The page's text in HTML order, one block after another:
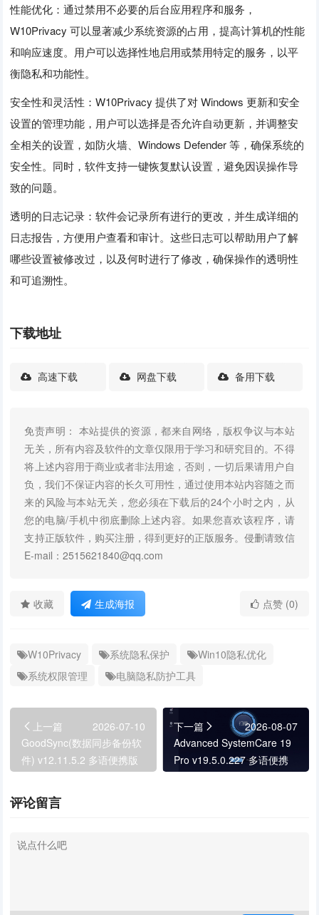
性能优化：通过禁用不必要的后台应用程序和服务，
W10Privacy 可以显著减少系统资源的占用，提高计算机的性能
和响应速度。用户可以选择性地启用或禁用特定的服务，以平
衡隐私和功能性。
安全性和灵活性：W10Privacy 提供了对 Windows 更新和安全
设置的管理功能，用户可以选择是否允许自动更新，并调整安
全相关的设置，如防火墙、Windows Defender 等，确保系统的
安全性。同时，软件支持一键恢复默认设置，避免因误操作导
致的问题。
透明的日志记录：软件会记录所有进行的更改，并生成详细的
日志报告，方便用户查看和审计。这些日志可以帮助用户了解
哪些设置被修改过，以及何时进行了修改，确保操作的透明性
和可追溯性。
下载地址
高速下载 网盘下载 备用下载
免责声明： 本站提供的资源，都来自网络，版权争议与本站
无关，所有内容及软件的文章仅限用于学习和研究目的。不得
将上述内容用于商业或者非法用途，否则，一切后果请用户自
负，我们不保证内容的长久可用性，通过使用本站内容随之而
来的风险与本站无关，您必须在下载后的24个小时之内，从
您的电脑/手机中彻底删除上述内容。如果您喜欢该程序，请
支持正版软件，购买注册，得到更好的正版服务。侵删请致信
E-mail：2515621840@qq.com
收藏 生成海报 点赞 (0)
W10Privacy 系统隐私保护
Win10隐私优化
系统权限管理
电脑隐私防护工具
上一篇
2026-07-10
GoodSync(数据同步备份软
件) v12.11.5.2 多语便携版
下一篇
2026-08-07
Advanced SystemCare 19
Pro v19.5.0.227 多语便携
评论留言